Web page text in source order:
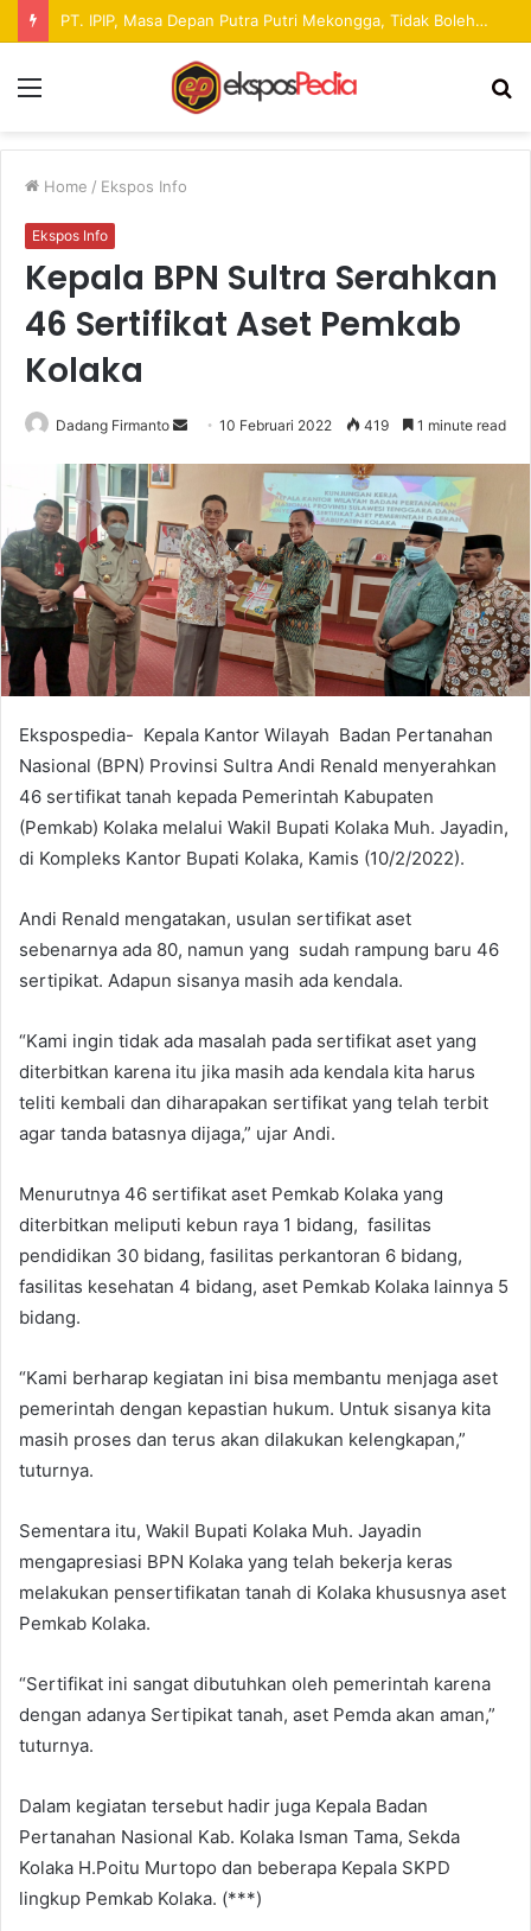
Pekan Raya ANTAM Hadirkan Ruang Promosi UMKM dan Hiburan bagi Masyarakat
Home / Ekspos Info
Ekspos Info
Kepala BPN Sultra Serahkan
46 Sertifikat Aset Pemkab
Kolaka
Dadang Firmanto
a
n
e
m
10 Februari 2022 419 1 minute read
Ekspospedia- Kepala Kantor Wilayah Badan Pertanahan
Nasional (BPN) Provinsi Sultra Andi Renald menyerahkan
46 sertifikat tanah kepada Pemerintah Kabupaten
(Pemkab) Kolaka melalui Wakil Bupati Kolaka Muh. Jayadin,
di Kompleks Kantor Bupati Kolaka, Kamis (10/2/2022).
Andi Renald mengatakan, usulan sertifikat aset
sebenarnya ada 80, namun yang sudah rampung baru 46
sertipikat. Adapun sisanya masih ada kendala.
“Kami ingin tidak ada masalah pada sertifikat aset yang
diterbitkan karena itu jika masih ada kendala kita harus
teliti kembali dan diharapakan sertifikat yang telah terbit
agar tanda batasnya dijaga,” ujar Andi.
Menurutnya 46 sertifikat aset Pemkab Kolaka yang
diterbitkan meliputi kebun raya 1 bidang, fasilitas
pendidikan 30 bidang, fasilitas perkantoran 6 bidang,
fasilitas kesehatan 4 bidang, aset Pemkab Kolaka lainnya 5
bidang.
“Kami berharap kegiatan ini bisa membantu menjaga aset
pemerintah dengan kepastian hukum. Untuk sisanya kita
masih proses dan terus akan dilakukan kelengkapan,”
tuturnya.
Sementara itu, Wakil Bupati Kolaka Muh. Jayadin
mengapresiasi BPN Kolaka yang telah bekerja keras
melakukan pensertifikatan tanah di Kolaka khususnya aset
Pemkab Kolaka.
“Sertifikat ini sangat dibutuhkan oleh pemerintah karena
dengan adanya Sertipikat tanah, aset Pemda akan aman,”
tuturnya.
Dalam kegiatan tersebut hadir juga Kepala Badan
Pertanahan Nasional Kab. Kolaka Isman Tama, Sekda
Kolaka H.Poitu Murtopo dan beberapa Kepala SKPD
lingkup Pemkab Kolaka. (***)